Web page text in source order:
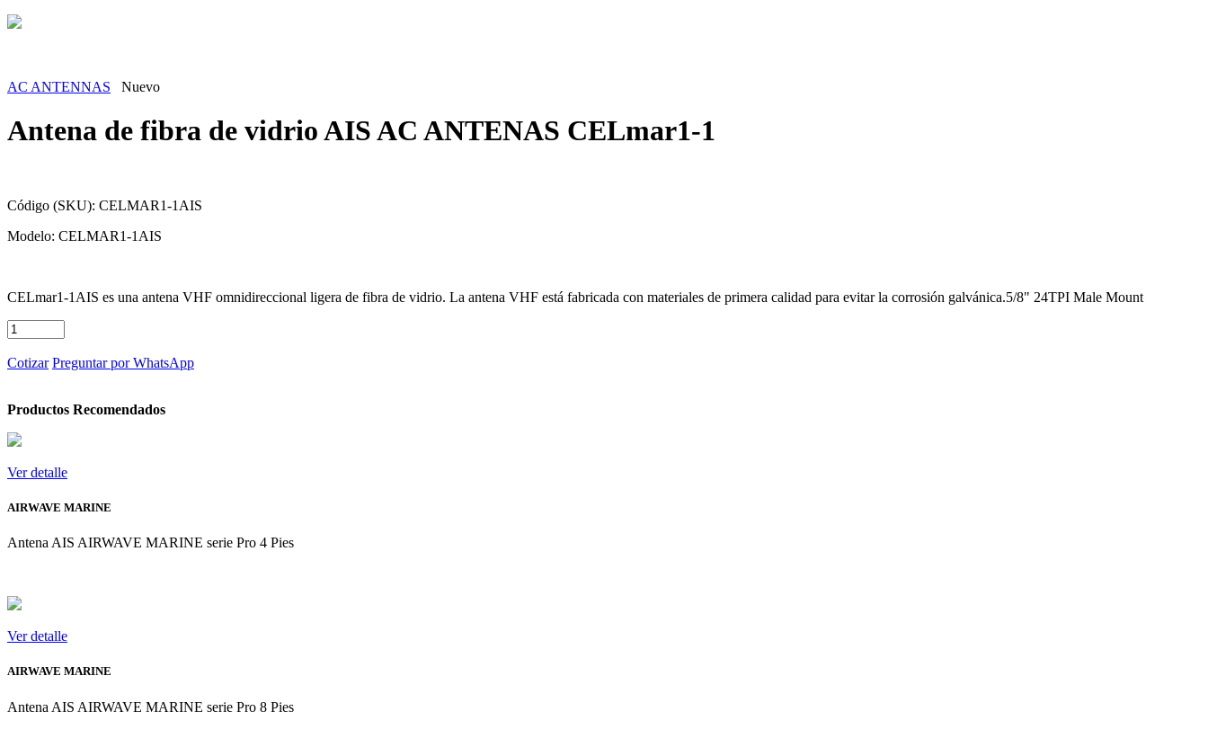
AC ANTENNAS Nuevo
Antena de fibra de vidrio AIS AC ANTENAS CELmar1-1
Código (SKU): CELMAR1-1AIS
Modelo: CELMAR1-1AIS
CELmar1-1AIS es una antena VHF omnidireccional ligera de fibra de vidrio. La antena VHF está fabricada con materiales de primera calidad para evitar la corrosión galvánica.5/8" 24TPI Male Mount
Cotizar Preguntar por WhatsApp
Productos Recomendados
Ver
Ver detalle
AIRWAVE MARINE
Antena AIS AIRWAVE MARINE serie Pro 4 Pies
Ver
Ver detalle
AIRWAVE MARINE
Antena AIS AIRWAVE MARINE serie Pro 8 Pies